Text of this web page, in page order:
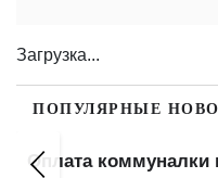
Загрузка...
ПОПУЛЯРНЫЕ
Оплата